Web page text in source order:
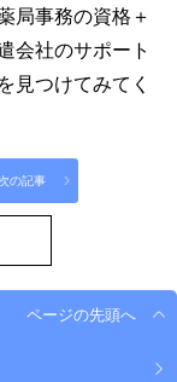
局事務の資格＋
会社のサポート
見つけてみてく
の記事
ページの先頭へ